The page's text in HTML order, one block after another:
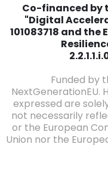
Co-financed by
"Digital
101083718 and the
Funded by
NextGenerationEU.
expressed are
not necessarily
or the European
Union nor the